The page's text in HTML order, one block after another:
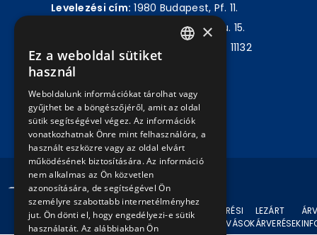
Levelezési cím: 1980 Budapest, Pf. 11.
1072 Budapest, Akácfa u. 15.
Központ telefon:+36 1 461 6500 / 11132
mellék
Írjon nekünk!
© 2024 BKV Minden jog fenntartva.
AKTUÁLIS
ÁRVERÉSI
FELHÍVÁSOK
LEZÁRT
ÁRVERÉSEK
×
Ez a weboldal sütiket
használ
Weboldalunk információkat tárolhat vagy
gyűjthet be a böngészőjéről, amit az oldal
sütik segítségével végez. Az információk
vonatkozhatnak Önre mint felhasználóra, a
használt eszközre vagy az oldal elvárt
működésének biztosítására. Az információ
nem alkalmas az Ön közvetlen
azonosítására, de segítségével Ön
személyre szabottabb internetélményhez
jut. Ön dönti el, hogy engedélyezi-e sütik
használatát. Az alábbiakban Ön